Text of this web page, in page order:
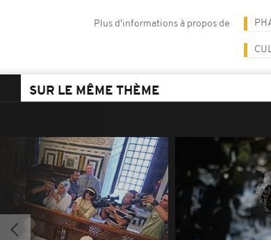
Plus d'informations à propos de
SUR LE MÊME THÈME